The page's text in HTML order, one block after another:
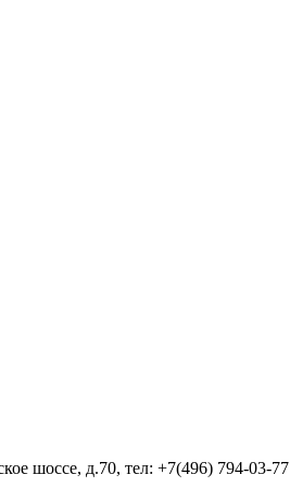
шоссе, д.70, тел: +7(496) 794-03-77